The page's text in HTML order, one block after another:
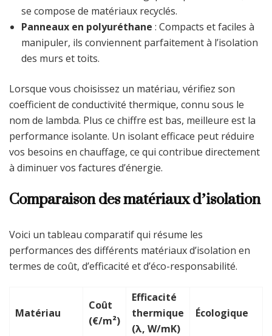
se compose de matériaux recyclés.
Panneaux en polyuréthane : Compacts et faciles à
manipuler, ils conviennent parfaitement à l’isolation
des murs et toits.
Lorsque vous choisissez un matériau, vérifiez son
coefficient de conductivité thermique, connu sous le
nom de lambda. Plus ce chiffre est bas, meilleure est la
performance isolante. Un isolant efficace peut réduire
vos besoins en chauffage, ce qui contribue directement
à diminuer vos factures d’énergie.
Comparaison des matériaux d’isolation
Voici un tableau comparatif qui résume les
performances des différents matériaux d’isolation en
termes de coût, d’efficacité et d’éco-responsabilité.
Matériau
Coût
(€/m²)
Efficacité
thermique
(λ, W/mK)
Écologique